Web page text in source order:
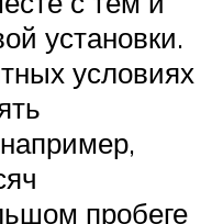
установки.
условиях
пробеге